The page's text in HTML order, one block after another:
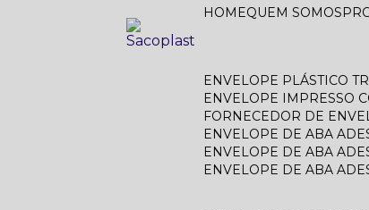
HOME QUEM SOMOS
ENVELOPE PLÁSTICO
ENVELOPE IMPRESSO
FORNECEDOR DE
ENVELOPE DE ABA
ENVELOPE DE ABA
ENVELOPE DE ABA